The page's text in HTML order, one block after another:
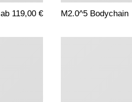
ab 119,00 € M2.0^5 Bodychain